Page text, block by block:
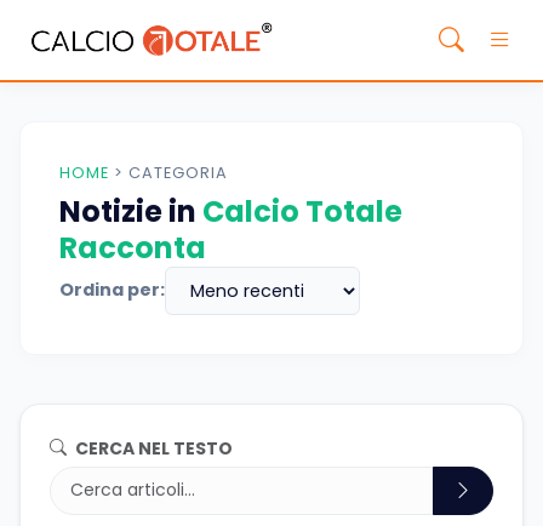
HOME > CATEGORIA
Notizie in Calcio Totale
Racconta
Ordina per:
CERCA NEL TESTO